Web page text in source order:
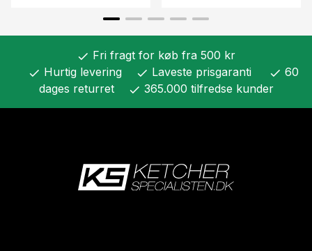
check Fri fragt for køb fra 500 kr
check Hurtig levering check Laveste prisgaranti check 60
dages returret
check 365.000 tilfredse kunder